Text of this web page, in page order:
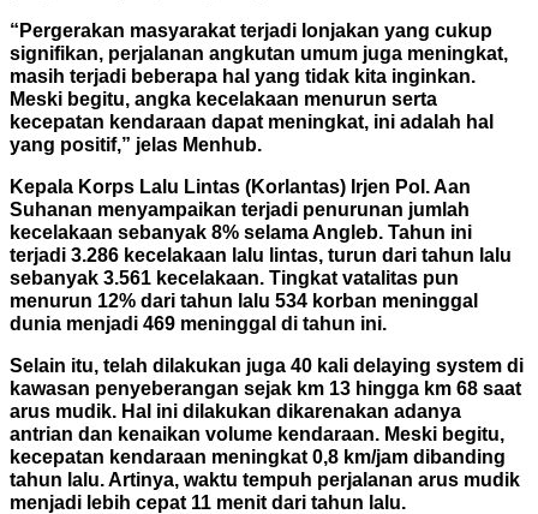
“Pergerakan masyarakat terjadi lonjakan yang cukup
signifikan, perjalanan angkutan umum juga meningkat,
masih terjadi beberapa hal yang tidak kita inginkan.
Meski begitu, angka kecelakaan menurun serta
kecepatan kendaraan dapat meningkat, ini adalah hal
yang positif,” jelas Menhub.
Kepala Korps Lalu Lintas (Korlantas) Irjen Pol. Aan
Suhanan menyampaikan terjadi penurunan jumlah
kecelakaan sebanyak 8% selama Angleb. Tahun ini
terjadi 3.286 kecelakaan lalu lintas, turun dari tahun lalu
sebanyak 3.561 kecelakaan. Tingkat vatalitas pun
menurun 12% dari tahun lalu 534 korban meninggal
dunia menjadi 469 meninggal di tahun ini.
Selain itu, telah dilakukan juga 40 kali delaying system di
kawasan penyeberangan sejak km 13 hingga km 68 saat
arus mudik. Hal ini dilakukan dikarenakan adanya
antrian dan kenaikan volume kendaraan. Meski begitu,
kecepatan kendaraan meningkat 0,8 km/jam dibanding
tahun lalu. Artinya, waktu tempuh perjalanan arus mudik
menjadi lebih cepat 11 menit dari tahun lalu.